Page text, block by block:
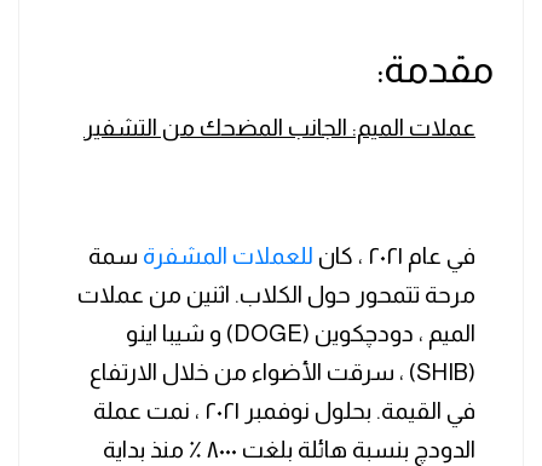
مقدمة:
عملات الميم: الجانب المضحك من التشفير
في عام ٢٠٢١ ، كان للعملات المشفرة سمة
مرحة تتمحور حول الكلاب. اثنين من عملات
الميم ، دودچكوين (DOGE) و شيبا اينو
(SHIB) ، سرقت الأضواء من خلال الارتفاع
في القيمة. بحلول نوفمبر ٢٠٢١ ، نمت عملة
الدودچ بنسبة هائلة بلغت ٨٠٠٠ ٪ منذ بداية